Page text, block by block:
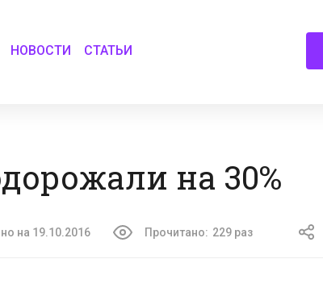
НОВОСТИ СТАТЬИ
на 30%
на 19.10.2016 Прочитано: 229 раз